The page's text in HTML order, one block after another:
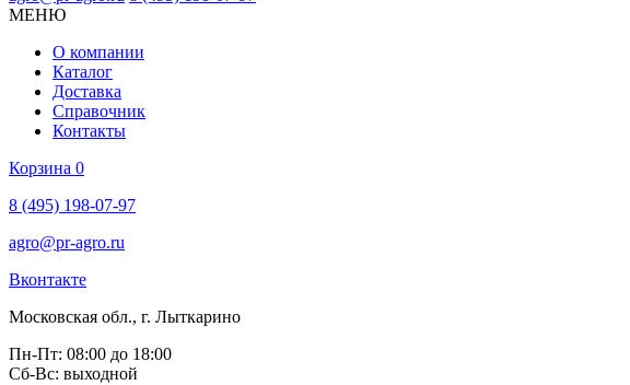
МЕНЮ
О компании
Каталог
Доставка
Справочник
Контакты
Корзина 0
8 (495) 198-07-97
agro@pr-agro.ru
Вконтакте
Московская обл., г. Лыткарино
Пн-Пт: 08:00 до 18:00
Сб-Вс: выходной